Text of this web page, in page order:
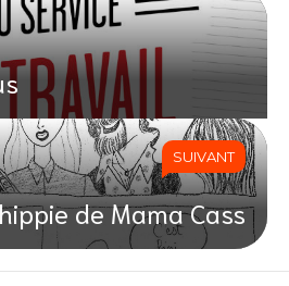
SUIVANT
de Mama Cass